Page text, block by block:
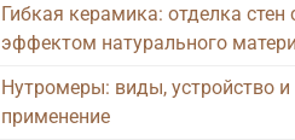
Гибкая керамика: отделка стен
эффектом натурального
Нутромеры: виды, устройство и
применение